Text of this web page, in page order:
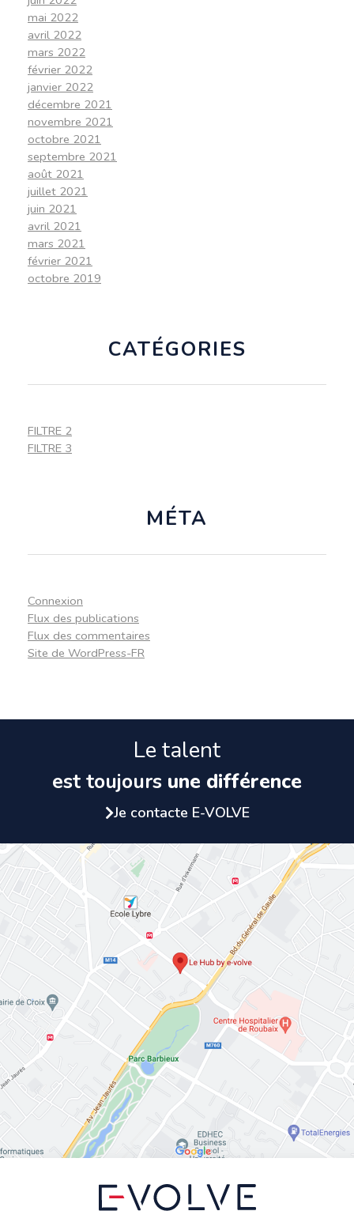
mai 2022
avril 2022
mars 2022
février 2022
janvier 2022
décembre 2021
novembre 2021
octobre 2021
septembre 2021
août 2021
juillet 2021
juin 2021
avril 2021
mars 2021
février 2021
octobre 2019
CATÉGORIES
FILTRE 2
FILTRE 3
MÉTA
Connexion
Flux des publications
Flux des commentaires
Site de WordPress-FR
Le talent
est toujours une différence
Je contacte E-VOLVE